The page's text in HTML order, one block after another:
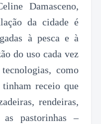
Damasceno,
da cidade é
à pesca e à
do uso cada vez
como
tinham receio que
rendeiras,
pastorinhas –